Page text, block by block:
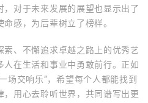
对于未来发展的展望也显示出了
感，为后辈树立了榜样。
、不懈追求卓越之路上的优秀艺
在生活和事业中勇敢前行。正如
场交响乐”，希望每个人都能找到
用心去聆听世界，共同谱写出更